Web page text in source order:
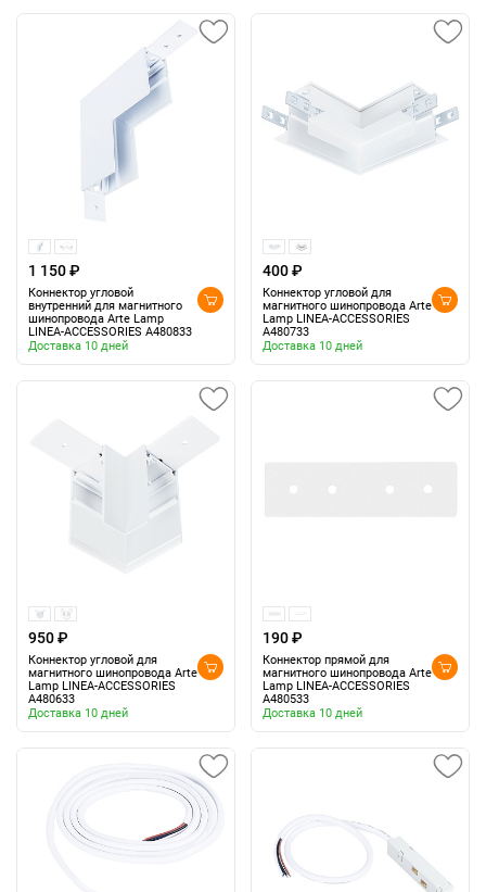
1 150 ₽
Коннектор угловой
внутренний для магнитного
шинопровода Arte Lamp
LINEA-ACCESSORIES A480833
Доставка 10 дней
400 ₽
Коннектор угловой для
магнитного шинопровода Arte
Lamp LINEA-ACCESSORIES
A480733
Доставка 10 дней
950 ₽
Коннектор угловой для
магнитного шинопровода Arte
Lamp LINEA-ACCESSORIES
A480633
Доставка 10 дней
190 ₽
Коннектор прямой для
магнитного шинопровода Arte
Lamp LINEA-ACCESSORIES
A480533
Доставка 10 дней